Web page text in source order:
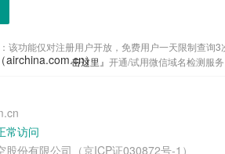
该功能仅对注册用户开放，免费用户一天限制查询3
击这里』 开通/试用微信域名检测服务
airchina.com.cn）
常访问
份有限公司（京ICP证030872号-1）